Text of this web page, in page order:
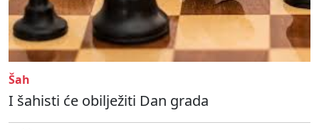
Šah
I šahisti će obilježiti Dan grada